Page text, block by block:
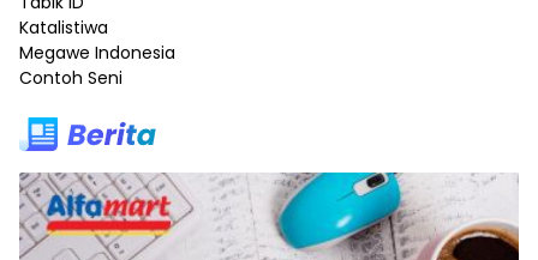
Katalistiwa
Megawe Indonesia
Contoh Seni